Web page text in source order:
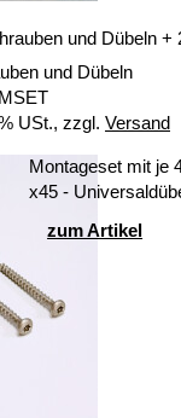
und Dübeln +
und Dübeln
USt., zzgl. Versand
Montageset mit je
x45 -
zum Artikel